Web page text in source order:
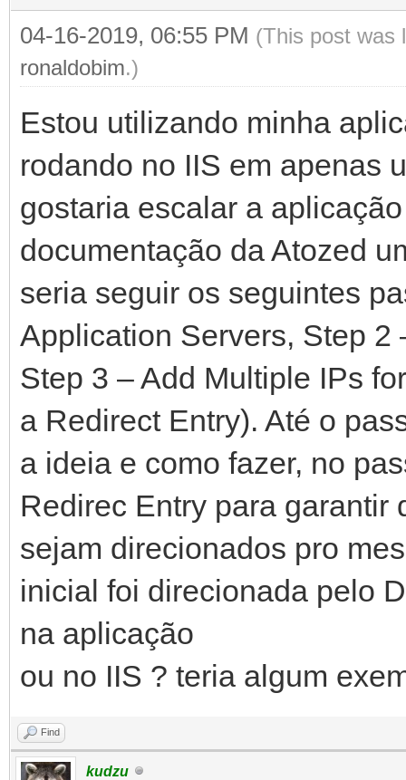
04-16-2019, 06:55 PM (This post was
ronaldobim.)
Estou utilizando minha
rodando no IIS em apenas
gostaria escalar a
documentação da Atozed
seria seguir os seguintes
Application Servers, Step
Step 3 – Add Multiple IPs
a Redirect Entry). Até o
a ideia e como fazer, no
Redirec Entry para garantir
sejam direcionados pro
inicial foi direcionada pelo
na aplicação
ou no IIS ? teria algum
Find
kudzu